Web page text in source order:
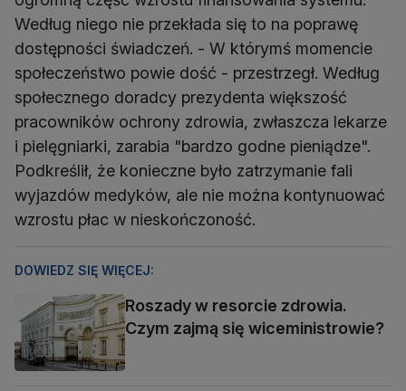
Według niego nie przekłada się to na poprawę
dostępności świadczeń. - W którymś momencie
społeczeństwo powie dość - przestrzegł. Według
społecznego doradcy prezydenta większość
pracowników ochrony zdrowia, zwłaszcza lekarze
i pielęgniarki, zarabia "bardzo godne pieniądze".
Podkreślił, że konieczne było zatrzymanie fali
wyjazdów medyków, ale nie można kontynuować
wzrostu płac w nieskończoność.
DOWIEDZ SIĘ WIĘCEJ:
Roszady w resorcie zdrowia.
Czym zajmą się wiceministrowie?